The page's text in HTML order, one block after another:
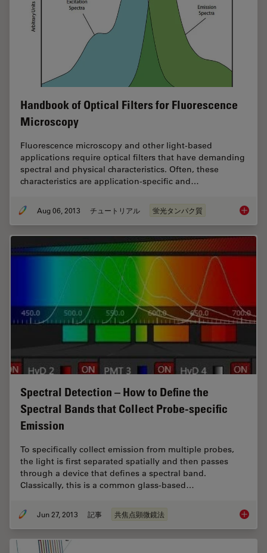
Handbook of Optical Filters for Fluorescence
Microscopy
Fluorescence microscopy and other light-based
applications require optical filters that have demanding
spectral and physical characteristics. Often, these
characteristics are application-specific and…
Aug 06, 2013 チュートリアル 蛍光タンパク質
Spectral Detection – How to Define the
Spectral Bands that Collect Probe-specific
Emission
To specifically collect emission from multiple probes,
the light is first separated spatially and then passes
through a device that defines a spectral band.
Classically, this is a common glass-based…
Jun 27, 2013 記事 共焦点顕微鏡法